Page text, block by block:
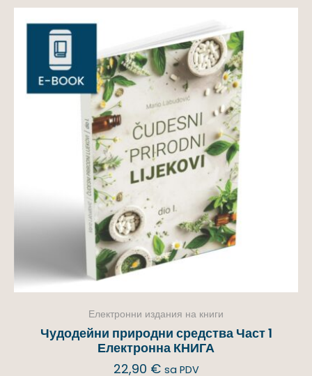
Електронни издания на книги
Чудодейни природни средства Част 1
Електронна КНИГА
22,90 € sa PDV